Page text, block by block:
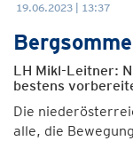
19.06.2023 | 13:37
LH Mikl-Leitner:
bestens
Die
alle, die